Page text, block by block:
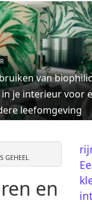
van biophilic
je interieur voor
leefomgeving
GEHEEL
en